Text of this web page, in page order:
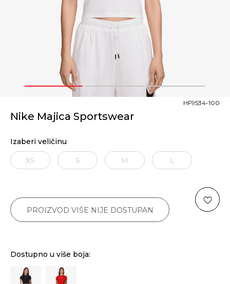
1 2 3
Nike Majica Sportswear
HF9534-100
Izaberi veličinu
XS S M L
PROIZVOD VIŠE NIJE DOSTUPAN
Dostupno u više boja: